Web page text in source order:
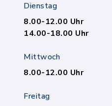
Dienstag
8.00-12.00 Uhr
14.00-18.00 Uhr
Mittwoch
8.00-12.00 Uhr
Freitag